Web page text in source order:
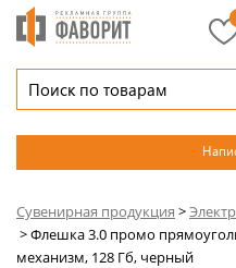
Сувенирная продукция >
>Флешка 3.0 промо
механизм, 128 Гб, черный